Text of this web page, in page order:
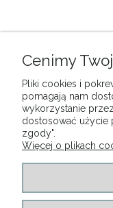
Cenimy
Pliki cookies i
pomagają nam
wykorzystanie
dostosować użycie
zgody".
Więcej o plikach